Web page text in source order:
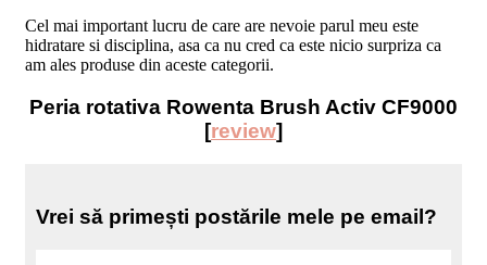
Cel mai important lucru de care are nevoie parul meu este
hidratare si disciplina, asa ca nu cred ca este nicio surpriza ca
am ales produse din aceste categorii.
Peria rotativa Rowenta Brush Activ CF9000
[review]
Vrei să primești postările mele pe email?